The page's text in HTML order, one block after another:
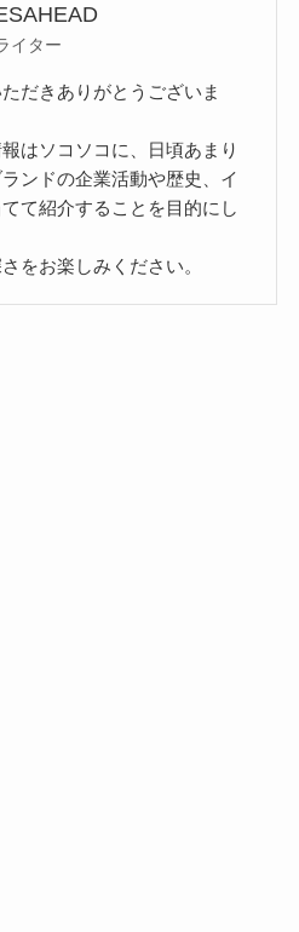
イター
だきありがとうございま
はソコソコに、日頃あまり
ンドの企業活動や歴史、イ
て紹介することを目的にし
をお楽しみください。